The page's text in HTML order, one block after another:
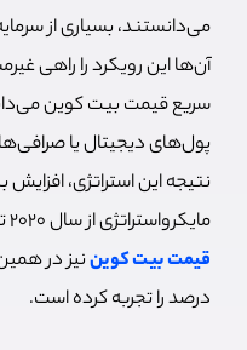
می‌دانستند، بسیاری از
آن‌ها این رویکرد را راهی
سریع قیمت بیت کوین
پول‌های دیجیتال یا
مایکرواستراتژی از سال ۲۰۲۰ تاکنون بوده است. برای مقایسه،
قیمت بیت کوین
درصد را تجربه کرده است.